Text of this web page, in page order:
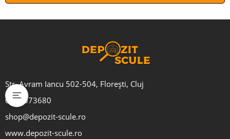
Str. Avram Iancu 502-504, Florești, Cluj
0751073680
shop@depozit-scule.ro
www.depozit-scule.ro